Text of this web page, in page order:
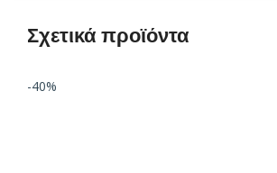
Σχετικά προϊόντα
-40%